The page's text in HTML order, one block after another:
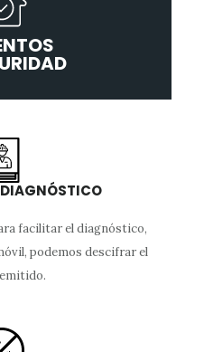
facilitar el diagnóstico,
podemos descifrar el